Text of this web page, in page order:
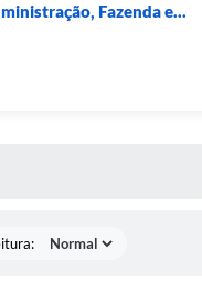
Fazenda e...